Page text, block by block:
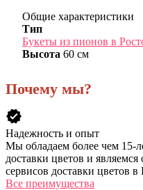
Общие характеристики
Тип
Букеты из пионов в
Высота 60 см
Почему мы?
verified
Надежность и опыт
Мы обладаем более чем 15-
доставки цветов и
сервисов доставки цветов в
Все преимущества